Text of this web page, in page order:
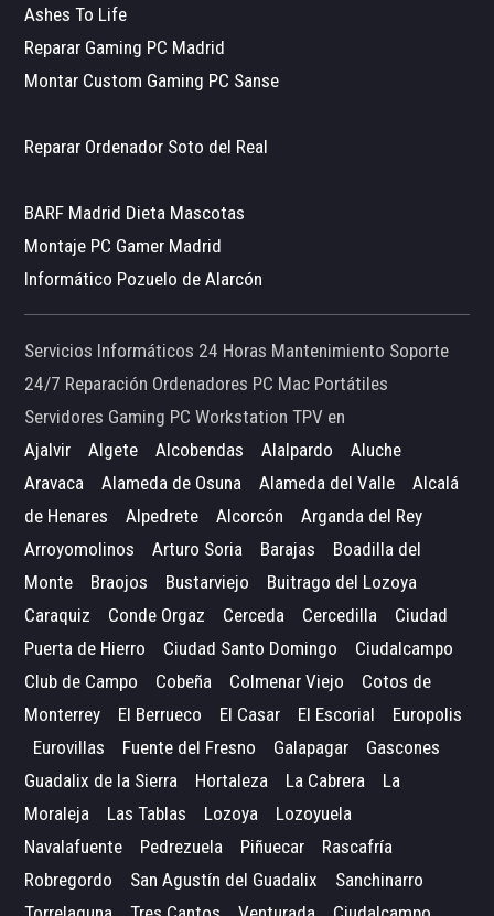
Ashes To Life
Reparar Gaming PC Madrid
Montar Custom Gaming PC Sanse
Reparar Ordenador Soto del Real
BARF Madrid Dieta Mascotas
Montaje PC Gamer Madrid
Informático Pozuelo de Alarcón
Servicios Informáticos 24 Horas Mantenimiento Soporte
24/7 Reparación Ordenadores PC Mac Portátiles
Servidores Gaming PC Workstation TPV en
Ajalvir
Algete Alcobendas Alalpardo
Aluche
Aravaca
Alameda de Osuna Alameda del Valle
Alcalá
de Henares
Alpedrete Alcorcón
Arganda del Rey
Arroyomolinos
Arturo Soria Barajas
Boadilla del
Monte
Braojos Bustarviejo
Buitrago del Lozoya
Caraquiz
Conde Orgaz Cerceda Cercedilla
Ciudad
Puerta de Hierro
Ciudad Santo Domingo
Ciudalcampo
Club de Campo
Cobeña Colmenar Viejo
Cotos de
Monterrey
El Berrueco El Casar El Escorial
Europolis
Eurovillas
Fuente del Fresno Galapagar
Gascones
Guadalix de la Sierra
Hortaleza La Cabrera
La
Moraleja
Las Tablas Lozoya
Lozoyuela
Navalafuente
Pedrezuela Piñuecar
Rascafría
Robregordo
San Agustín del Guadalix
Sanchinarro